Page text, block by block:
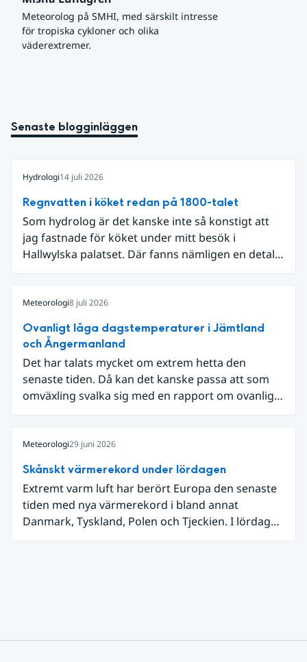
Meteorolog på SMHI, med särskilt intresse
för tropiska cykloner och olika
väderextremer.
Senaste blogginläggen
Hydrologi14 juli 2026
Regnvatten i köket redan på 1800-talet
Som hydrolog är det kanske inte så konstigt att
jag fastnade för köket under mitt besök i
Hallwylska palatset. Där fanns nämligen en detalj
Meteorologi8 juli 2026
Ovanligt låga dagstemperaturer i Jämtland
och Ångermanland
Det har talats mycket om extrem hetta den
senaste tiden. Då kan det kanske passa att som
omväxling svalka sig med en rapport om ovanligt
Meteorologi29 juni 2026
Skånskt värmerekord under lördagen
Extremt varm luft har berört Europa den senaste
tiden med nya värmerekord i bland annat
Danmark, Tyskland, Polen och Tjeckien. I lördags